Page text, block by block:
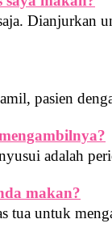
Dianjurkan
pasien
adalah
makan?
tua untuk